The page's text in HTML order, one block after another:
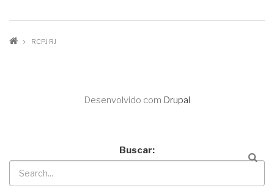
RCPJ RJ
Desenvolvido com Drupal
Buscar